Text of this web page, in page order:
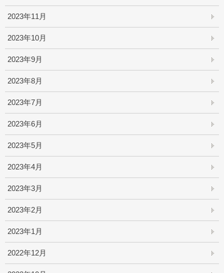
2023年11月
2023年10月
2023年9月
2023年8月
2023年7月
2023年6月
2023年5月
2023年4月
2023年3月
2023年2月
2023年1月
2022年12月